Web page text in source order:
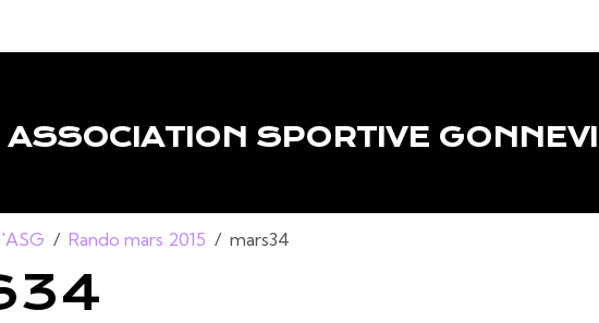
ASSOCIATION SPORTIVE
Rando mars 2015 mars34